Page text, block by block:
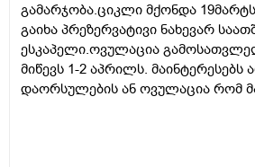
გამარჯობა.ციკლი მქონდა
გაიხა პრეზერვატივი ნახევარ
ესკაპელი.ოვულაცია
მიწევს 1-2 აპრილს. მაინტერესებს
დაორსულების ან ოვულაცია რომ
კვებაზე მყავს ბავშვი ხშირდ ვერ